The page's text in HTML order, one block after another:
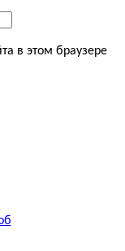
в этом браузере